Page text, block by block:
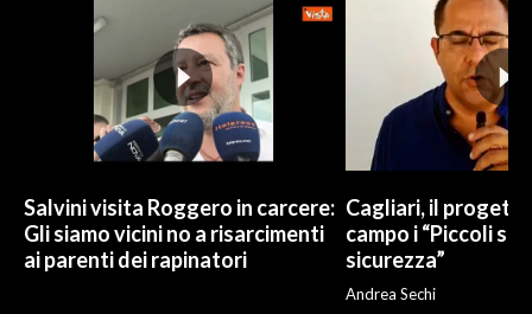
Salvini visita Roggero in carcere:
Gli siamo vicini no a risarcimenti
ai parenti dei rapinatori
Cagliari, il
campo i “Piccoli
sicurezza”
Andrea Sechi